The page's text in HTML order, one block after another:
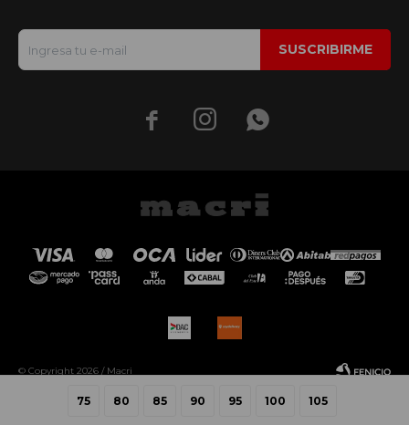
75 80 85 90 95 100 105
SUSCRIBIRME
  
© Copyright 2026 / Macri